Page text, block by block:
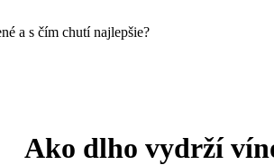
a s čím chutí najlepšie?
Ako dlho vydrží